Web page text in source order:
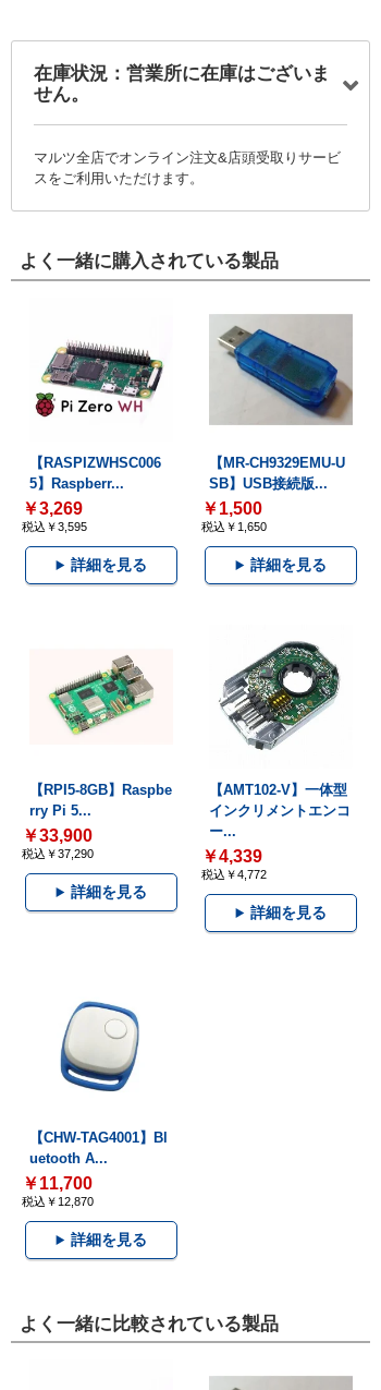
在庫状況：営業所に在庫はございま
せん。
マルツ全店でオンライン注文&店頭受取りサービ
スをご利用いただけます。
よく一緒に購入されている製品
【RASPIZWHSC006
5】Raspberr...
￥3,269
税込￥3,595
詳細を見る
【MR-CH9329EMU-U
SB】USB接続版...
￥1,500
税込￥1,650
詳細を見る
【RPI5-8GB】Raspbe
rry Pi 5...
￥33,900
税込￥37,290
詳細を見る
【AMT102-V】一体型
インクリメントエンコ
ー...
￥4,339
税込￥4,772
詳細を見る
【CHW-TAG4001】Bl
uetooth A...
￥11,700
税込￥12,870
詳細を見る
よく一緒に比較されている製品